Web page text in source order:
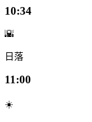
10:34
🌇
日落
11:00
☀️